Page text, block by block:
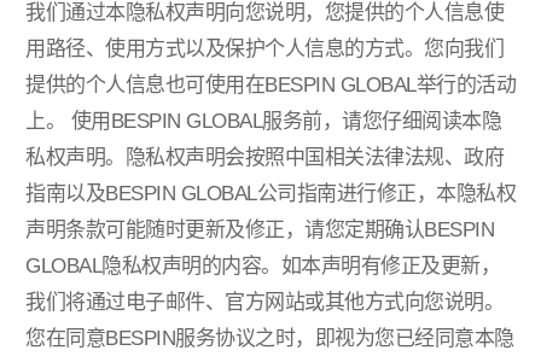
我们通过本隐私权声明向您说明，您提供的个人信息使
用路径、使用方式以及保护个人信息的方式。您向我们
提供的个人信息也可使用在BESPIN GLOBAL举行的活动
上。
使用BESPIN GLOBAL服务前，请您仔细阅读本隐
私权声明。隐私权声明会按照中国相关法律法规、政府
指南以及BESPIN GLOBAL公司指南进行修正，本隐私权
声明条款可能随时更新及修正，请您定期确认BESPIN
GLOBAL隐私权声明的内容。如本声明有修正及更新，
我们将通过电子邮件、官方网站或其他方式向您说明。
您在同意BESPIN服务协议之时，即视为您已经同意本隐